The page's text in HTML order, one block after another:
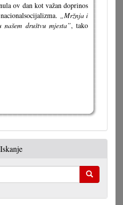
ov dan kot važan doprinos
„Mržnja i
društvu mjesta”, tako
Iskanje